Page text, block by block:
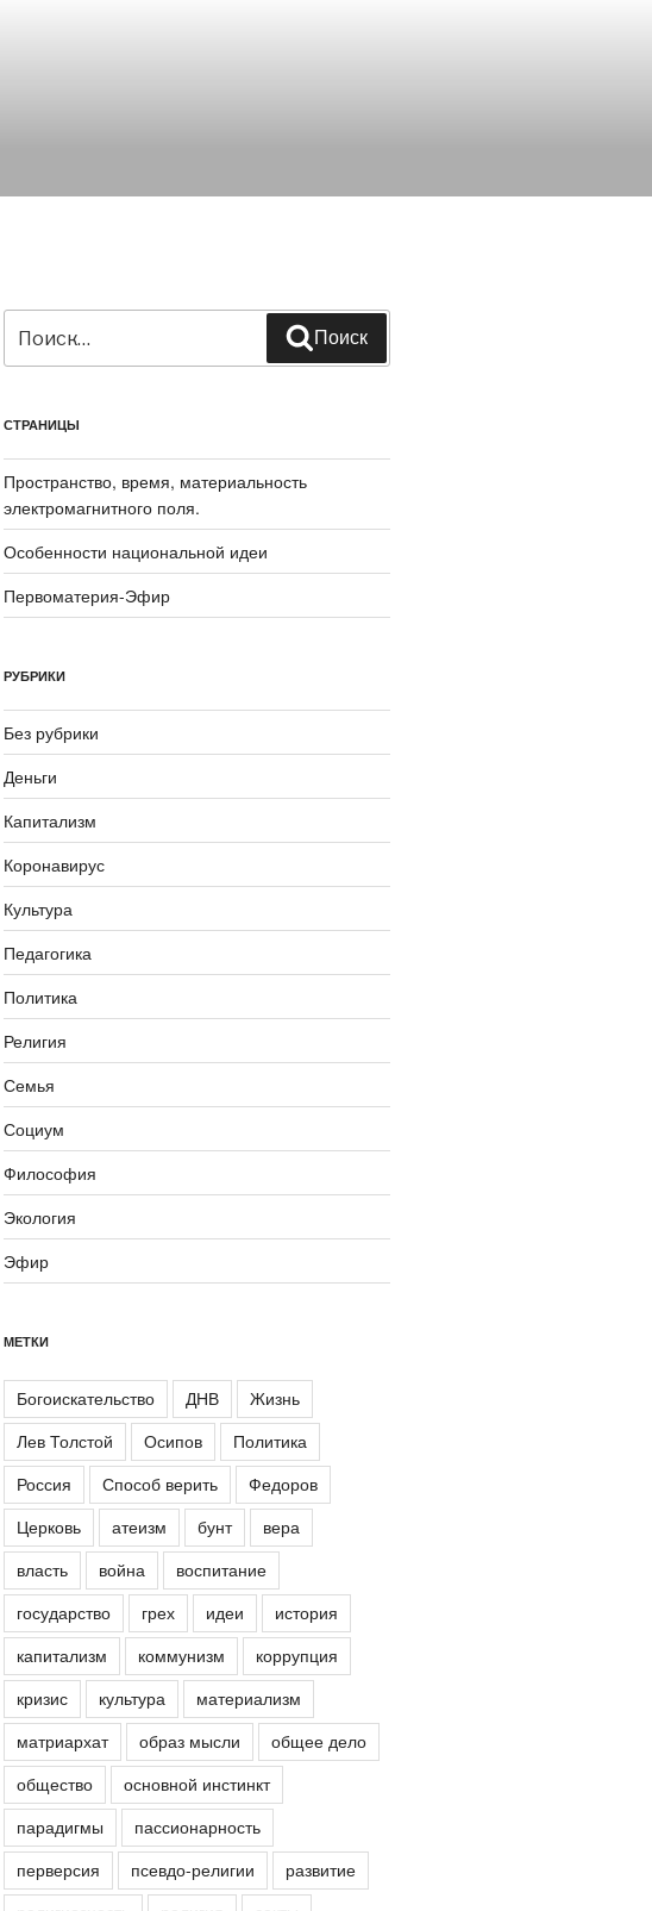
Поиск
СТРАНИЦЫ
Пространство, время, материальность
электромагнитного поля.
Особенности национальной идеи
Первоматерия-Эфир
РУБРИКИ
Без рубрики
Деньги
Капитализм
Коронавирус
Культура
Педагогика
Политика
Религия
Семья
Социум
Философия
Экология
Эфир
МЕТКИ
Богоискательство ДНВ
Жизнь
Лев Толстой
Осипов
Политика
Россия
Способ верить
Федоров
Церковь
атеизм бунт
вера
власть
война
воспитание
государство
грех идеи
история
капитализм
коммунизм
коррупция
кризис
культура
материализм
матриархат
образ мысли
общее дело
общество
основной инстинкт
парадигмы
пассионарность
перверсия
псевдо-религии
развитие